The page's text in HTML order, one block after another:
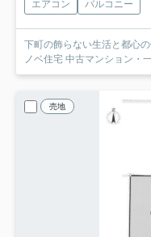
エアコン
バルコニー
下町の飾らない生活と都心
ノベ住宅 中古マンシ
売地